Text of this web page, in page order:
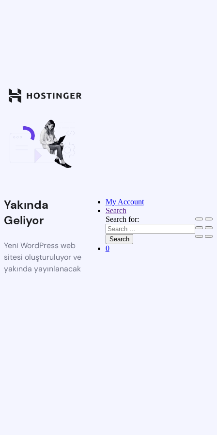
Yakında
Geliyor
Yeni WordPress web
sitesi oluşturuluyor ve
yakında yayınlanacak
My Account
Search
Search for:
Search
0